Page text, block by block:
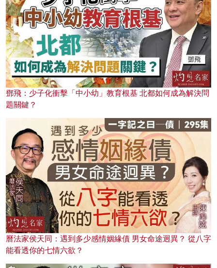
鄧飛：少子化衝擊「中小幼」教育根基 北都如何成為解決問
題關鍵？
曆法家侯天同：遇到多少感情姻緣債 男女命途迥異？ 從八字
能看透你的七情六欲？